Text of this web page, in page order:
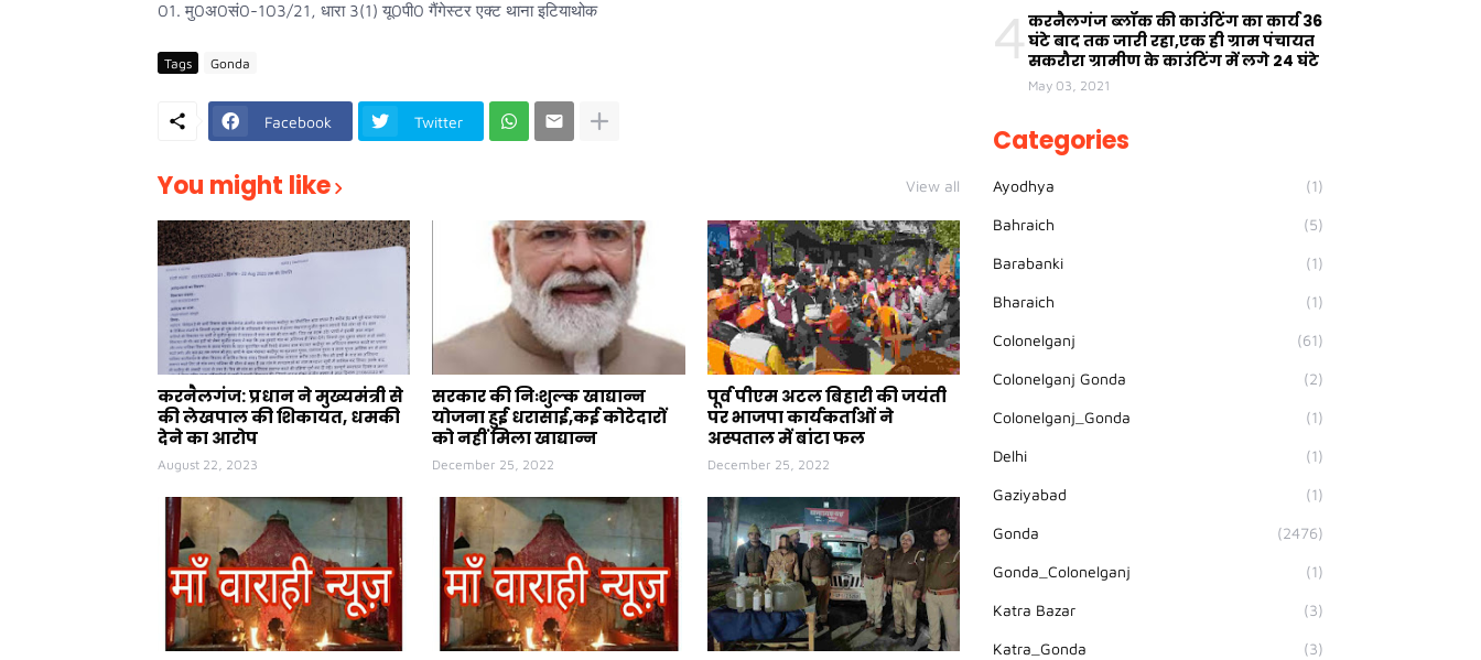
01. मु0अ0सं0-103/21, धारा 3(1) यू0पी0 गैंगेस्टर एक्ट थाना इटियाथोक
Tags Gonda
Facebook Twitter
You might like View all
करनैलगंज: प्रधान ने मुख्यमंत्री से
की लेखपाल की शिकायत, धमकी
देने का आरोप
August 22, 2023
सरकार की निःशुल्क खाद्यान्न
योजना हुई धरासाई,कई कोटेदारों
को नहीं मिला खाद्यान्न
December 25, 2022
पूर्व पीएम अटल बिहारी की जयंती
पर भाजपा कार्यकर्ताओं ने
अस्पताल में बांटा फल
December 25, 2022
4 करनैलगंज ब्लॉक की काउंटिंग का कार्य 36
घंटे बाद तक जारी रहा,एक ही ग्राम पंचायत
सकरौरा ग्रामीण के काउंटिंग में लगे 24 घंटे
May 03, 2021
Categories
Ayodhya (1)
Bahraich (5)
Barabanki (1)
Bharaich (1)
Colonelganj (61)
Colonelganj Gonda (2)
Colonelganj_Gonda (1)
Delhi (1)
Gaziyabad (1)
Gonda (2476)
Gonda_Colonelganj (1)
Katra Bazar (3)
Katra_Gonda (3)